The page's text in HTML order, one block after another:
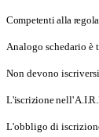
Competenti alla
Analogo schedario
Non devono
L'iscrizione nell'
L'obbligo di